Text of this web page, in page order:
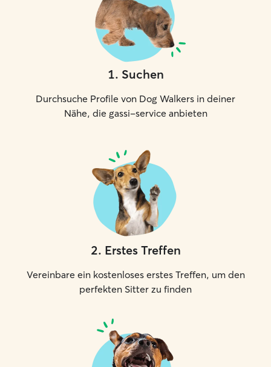
1. Suchen
Durchsuche Profile von Dog Walkers in deiner
Nähe, die gassi-service anbieten
2. Erstes Treffen
Vereinbare ein kostenloses erstes Treffen, um den
perfekten Sitter zu finden